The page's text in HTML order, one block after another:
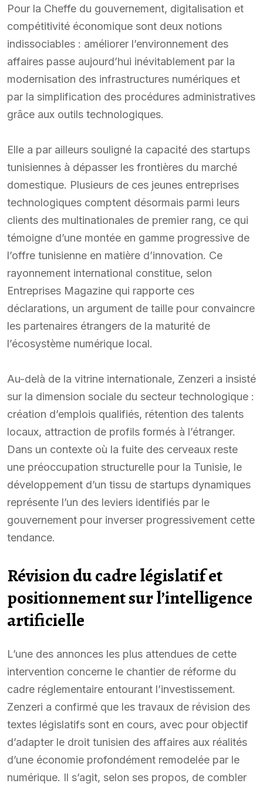
Pour la Cheffe du gouvernement, digitalisation et
compétitivité économique sont deux notions
indissociables : améliorer l’environnement des
affaires passe aujourd’hui inévitablement par la
modernisation des infrastructures numériques et
par la simplification des procédures administratives
grâce aux outils technologiques.
Elle a par ailleurs souligné la capacité des startups
tunisiennes à dépasser les frontières du marché
domestique. Plusieurs de ces jeunes entreprises
technologiques comptent désormais parmi leurs
clients des multinationales de premier rang, ce qui
témoigne d’une montée en gamme progressive de
l’offre tunisienne en matière d’innovation. Ce
rayonnement international constitue, selon
Entreprises Magazine qui rapporte ces
déclarations, un argument de taille pour convaincre
les partenaires étrangers de la maturité de
l’écosystème numérique local.
Au-delà de la vitrine internationale, Zenzeri a insisté
sur la dimension sociale du secteur technologique :
création d’emplois qualifiés, rétention des talents
locaux, attraction de profils formés à l’étranger.
Dans un contexte où la fuite des cerveaux reste
une préoccupation structurelle pour la Tunisie, le
développement d’un tissu de startups dynamiques
représente l’un des leviers identifiés par le
gouvernement pour inverser progressivement cette
tendance.
Révision du cadre législatif et
positionnement sur l’intelligence
artificielle
L’une des annonces les plus attendues de cette
intervention concerne le chantier de réforme du
cadre réglementaire entourant l’investissement.
Zenzeri a confirmé que les travaux de révision des
textes législatifs sont en cours, avec pour objectif
d’adapter le droit tunisien des affaires aux réalités
d’une économie profondément remodelée par le
numérique. Il s’agit, selon ses propos, de combler